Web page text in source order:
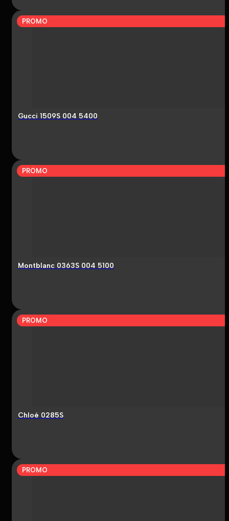
PROMO
Gucci 1509S 004 5400
PROMO
Montblanc 0363S 004 5100
PROMO
Chloé 0285S
PROMO